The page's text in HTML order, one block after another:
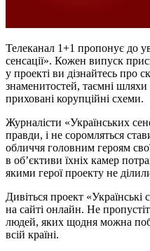
Телеканал 1+1 пропонує до
сенсації». Кожен випуск
у проекті ви дізнайтесь про
знаменитостей, таємні шляхи
приховані корупційні схеми.
Журналісти «Українських
правди, і не соромляться
обличчя головним героям
в об’єктиви їхніх камер
якими герої проекту не
Дивіться проект «Українські
на сайті онлайн. Не
людей, яких щодня можна
всій країні.